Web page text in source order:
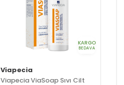
KARGO
BEDAVA
Viapecia
Viapecia ViaSoap Sıvı Cilt